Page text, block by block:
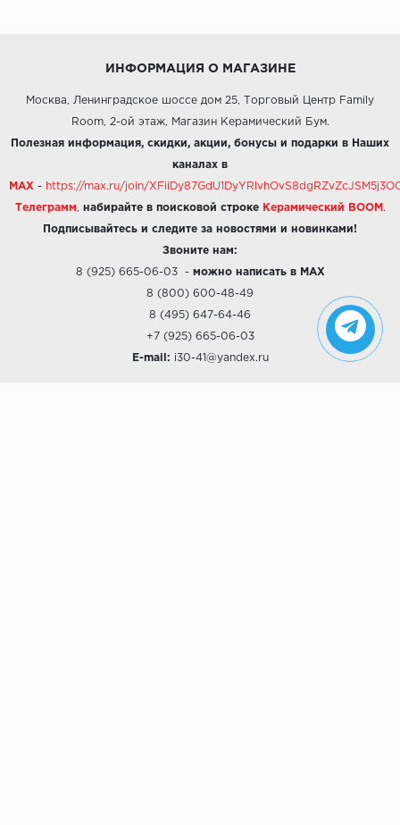
ИНФОРМАЦИЯ О МАГАЗИНЕ
Москва, Ленинградское шоссе дом 25, Торговый Центр Family
Room, 2-ой этаж, Магазин Керамический Бум.
Полезная информация, скидки, акции, бонусы и подарки в Наших
каналах в
MAX - https://max.ru/join/
Телеграмм набирайте в поисковой строке Керамический BOOM .
Подписывайтесь и следите за новостями и новинками!
Звоните нам:
8 (925) 665-06-03- можно написать в MAX
8 (800) 600-48-49
8 (495) 647-64-46
+7 (925) 665-06-03
E-mail: i30-41@yandex.ru